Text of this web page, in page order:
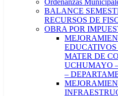
Ordenanzas
BALANCE
RECURSOS DE
OBRA POR
EDUCATIVOS
MATER DE
UCHUMAYO
–